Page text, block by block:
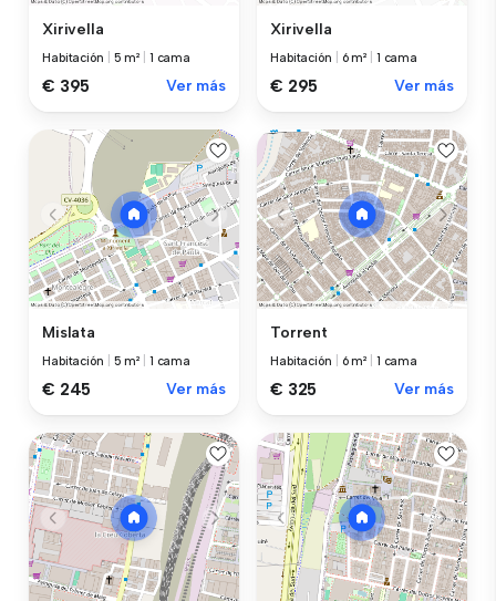
Xirivella
Habitación 5 m² 1 cama
€ 395 Ver más
Xirivella
Habitación 6 m² 1 cama
€ 295 Ver más
Mislata
Habitación 5 m² 1 cama
€ 245 Ver más
Torrent
Habitación 6 m² 1 cama
€ 325 Ver más